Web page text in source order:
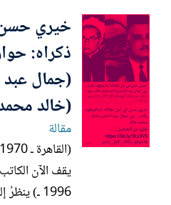
والجزائر
شهور - الحرب
وانتصار
خيري
ذكراه:
(جمال عبد
(خالد
مقالة
1996 ـ)